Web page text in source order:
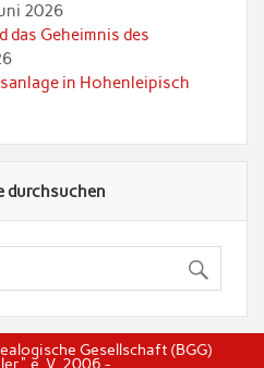
2026
das Geheimnis des
in Hohenleipisch
durchsuchen
Gesellschaft (BGG)
e. V. 2006 -